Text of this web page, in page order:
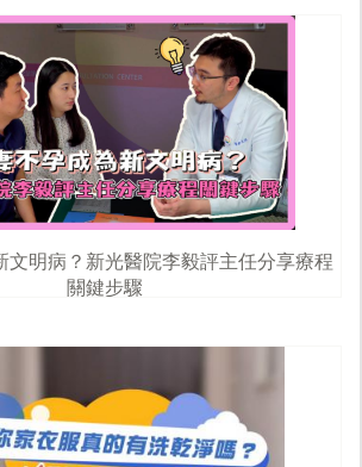
文明病？新光醫院李毅評主任分享療程
關鍵步驟